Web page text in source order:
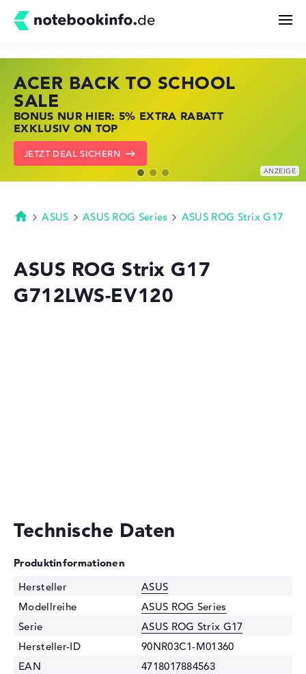
Kaufberatung
Technik & Wissen
Deals
Merkzettel
ACER BACK TO SCHOOL
SALE
BONUS NUR HIER: 5% EXTRA RABATT
EXKLUSIV ON TOP
JETZT DEAL SICHERN
HP STORE SSV DEALS
JETZT ZUGREIFEN: NOTEBOOKS BEI HP
KRÄFTIG REDUZIERT
ZU DEN HP ANGEBOTEN
LENOVO LAPTOP DEALS
NOTEBOOKS BEI LENOVO JETZT
KRÄFTIG REDUZIERT
LENOVO DEALS ZEIGEN
Startseite
ASUS ASUS ROG Series ASUS ROG Strix G17
ASUS ROG Strix G17
G712LWS-EV120
Technische Daten
Produktinformationen
Hersteller
ASUS
Modellreihe
ASUS ROG Series
Serie
ASUS ROG Strix G17
Hersteller-ID
90NR03C1-M01360
EAN
4718017884563